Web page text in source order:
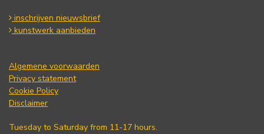
inschrijven nieuwsbrief
kunstwerk aanbieden
Algemene voorwaarden
Privacy statement
Cookie Policy
Disclaimer
Tuesday to Saturday from 11-17 hours.